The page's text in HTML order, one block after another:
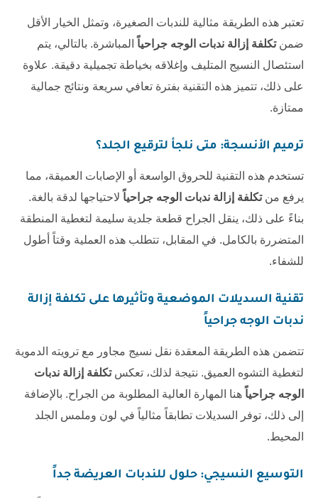
تعتبر هذه الطريقة مثالية للندبات الصغيرة، وتمثل الخيار الأقل
ضمنتكلفة إزالة ندبات الوجه جراحياً المباشرة. بالتالي، يتم
استئصال النسيج المتليف وإغلاقه بخياطة تجميلية دقيقة. علاوة
على ذلك، تتميز هذه التقنية بفترة تعافي سريعة ونتائج جمالية
ممتازة.
ترميم الأنسجة: متى نلجأ لترقيع الجلد؟
تستخدم هذه التقنية للحروق الواسعة أو الإصابات العميقة، مما
يرفع منتكلفة إزالة ندبات الوجه جراحياً لاحتياجها لدقة بالغة.
بناءً على ذلك، ينقل الجراح قطعة جلدية سليمة لتغطية المنطقة
المتضررة بالكامل. في المقابل، تتطلب هذه العملية وقتاً أطول
للشفاء.
تقنية السديلات الموضعية وتأثيرها على تكلفة إزالة
ندبات الوجه جراحياً
تتضمن هذه الطريقة المعقدة نقل نسيج مجاور مع ترويته الدموية
لتغطية التشوه العميق. نتيجة لذلك، تعكستكلفة إزالة ندبات
الوجه جراحياً هنا المهارة العالية المطلوبة من الجراح. بالإضافة
إلى ذلك، توفر السديلات تطابقاً مثالياً في لون وملمس الجلد
المحيط.
التوسيع النسيجي: حلول للندبات العريضة جداً